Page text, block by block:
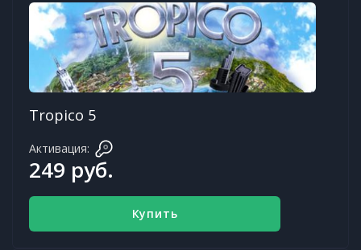
Tropico 5
Активация:
249 руб.
Купить